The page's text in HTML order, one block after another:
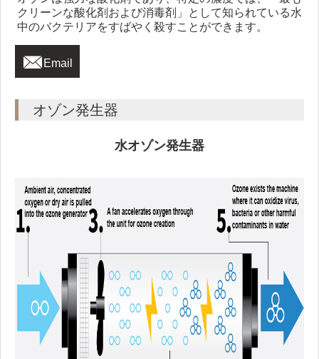
クリーンな酸化剤および消毒剤」として知られている水
中のバクテリアをすばやく殺すことができます。
 Email
オゾン発生器
水オゾン発生器